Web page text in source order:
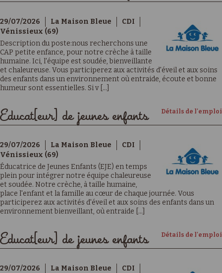
29/07/2026 La Maison Bleue
CDI
Vénissieux (69)
Description du poste:nous recherchons une
CAP petite enfance, pour notre crèche à taille
humaine. Ici, l'équipe est soudée, bienveillante
et chaleureuse. Vous participerez aux activités d'éveil et aux soins
des enfants dans un environnement où entraide, écoute et bonne
humeur sont essentielles. Si v [...]
Détails de l'emploi
Educat[eur] de jeunes enfants
29/07/2026 La Maison Bleue
CDI
Vénissieux (69)
Éducatrice de Jeunes Enfants (EJE) en temps
plein pour intégrer notre équipe chaleureuse
et soudée. Notre crèche, à taille humaine,
place l'enfant et la famille au cœur de chaque journée. Vous
participerez aux activités d'éveil et aux soins des enfants dans un
environnement bienveillant, où entraide [...]
Détails de l'emploi
Educat[eur] de jeunes enfants
29/07/2026 La Maison Bleue
CDI